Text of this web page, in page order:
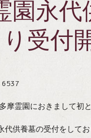
園永
受付
6537
摩霊園におきまして初
代供養墓の受付をして